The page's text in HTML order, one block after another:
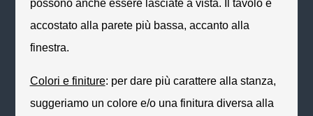
possono anche essere lasciate a vista.
Il tavolo è
accostato alla parete più bassa, accanto alla
finestra.
Colori e finiture: per dare più carattere alla stanza,
suggeriamo un colore e/o una finitura diversa alla